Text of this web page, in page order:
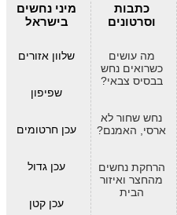
כתבות
וסרטונים
מה עושים
כשרואים נחש
בבסיס צבאי?
נחש שחור לא
ארסי, האמנם?
הרחקת נחשים
מהחצר ואיזור
הבית
מיני נחשים
בישראל
שלוון אזורים
שפיפון
עכן חרטומים
עכן גדול
עכן קטן